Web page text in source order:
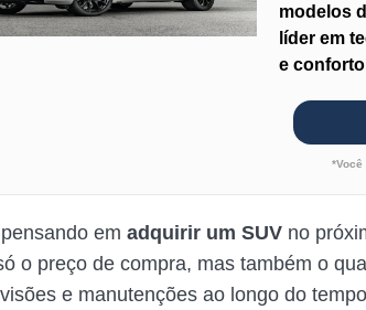
modelos
líder em
e
*Você
em adquirir um SUV no
o preço de compra, mas também o
e manutenções ao longo do